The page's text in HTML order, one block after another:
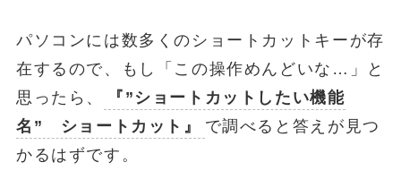
パソコンには数多くのショートカットキーが存
在するので、もし「この操作めんどいな…」と
思ったら、
『”ショートカットしたい機能
名” ショートカット』
で調べると答えが見つ
かるはずです。